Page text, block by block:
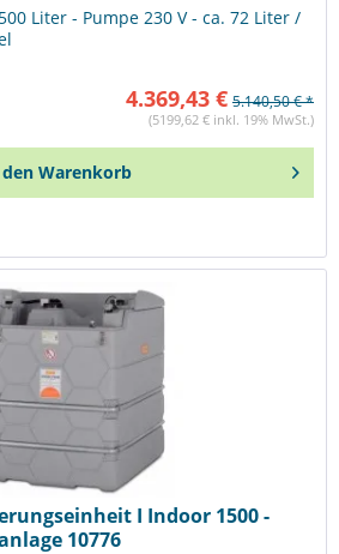
Liter - Pumpe 230 V - ca. 72 Liter /
4.369,43 € 5.140,50 € *
(5199,62 € inkl. 19% MwSt.)
Warenkorb
I Indoor 1500 -
10776